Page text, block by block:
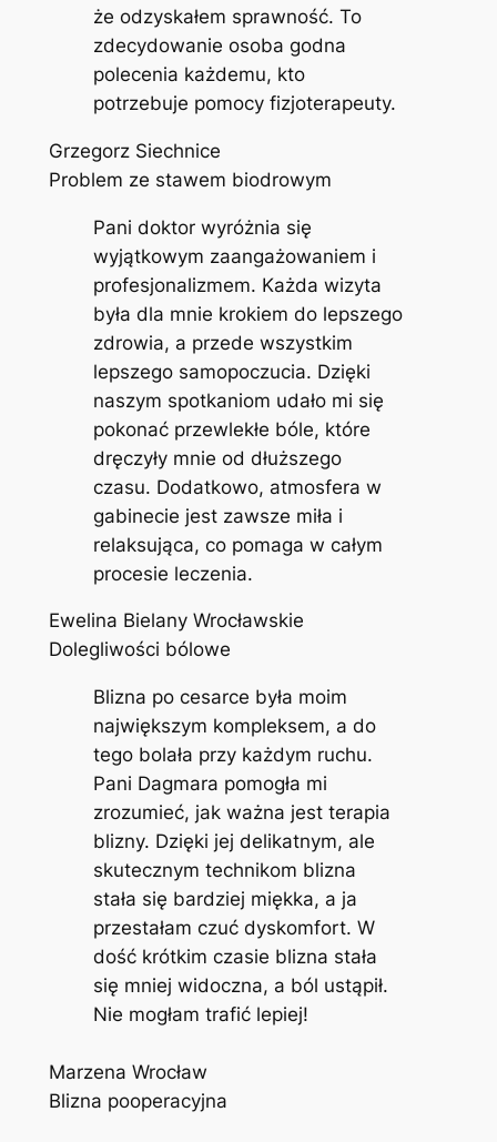
że odzyskałem sprawność. To
zdecydowanie osoba godna
polecenia każdemu, kto
potrzebuje pomocy fizjoterapeuty.
Grzegorz Siechnice
Problem ze stawem biodrowym
Pani doktor wyróżnia się
wyjątkowym zaangażowaniem i
profesjonalizmem. Każda wizyta
była dla mnie krokiem do lepszego
zdrowia, a przede wszystkim
lepszego samopoczucia. Dzięki
naszym spotkaniom udało mi się
pokonać przewlekłe bóle, które
dręczyły mnie od dłuższego
czasu. Dodatkowo, atmosfera w
gabinecie jest zawsze miła i
relaksująca, co pomaga w całym
procesie leczenia.
Ewelina Bielany Wrocławskie
Dolegliwości bólowe
Blizna po cesarce była moim
największym kompleksem, a do
tego bolała przy każdym ruchu.
Pani Dagmara pomogła mi
zrozumieć, jak ważna jest terapia
blizny. Dzięki jej delikatnym, ale
skutecznym technikom blizna
stała się bardziej miękka, a ja
przestałam czuć dyskomfort. W
dość krótkim czasie blizna stała
się mniej widoczna, a ból ustąpił.
Nie mogłam trafić lepiej!
Marzena Wrocław
Blizna pooperacyjna